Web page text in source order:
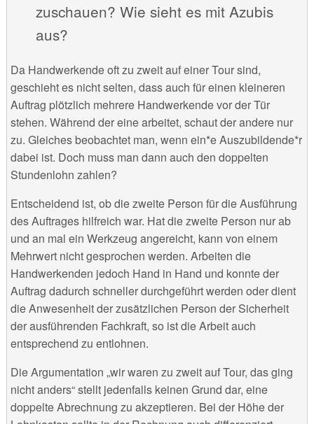
zuschauen? Wie sieht es mit Azubis
aus?
Da Handwerkende oft zu zweit auf einer Tour sind,
geschieht es nicht selten, dass auch für einen kleineren
Auftrag plötzlich mehrere Handwerkende vor der Tür
stehen. Während der eine arbeitet, schaut der andere nur
zu. Gleiches beobachtet man, wenn ein*e Auszubildende*r
dabei ist. Doch muss man dann auch den doppelten
Stundenlohn zahlen?
Entscheidend ist, ob die zweite Person für die Ausführung
des Auftrages hilfreich war. Hat die zweite Person nur ab
und an mal ein Werkzeug angereicht, kann von einem
Mehrwert nicht gesprochen werden. Arbeiten die
Handwerkenden jedoch Hand in Hand und konnte der
Auftrag dadurch schneller durchgeführt werden oder dient
die Anwesenheit der zusätzlichen Person der Sicherheit
der ausführenden Fachkraft, so ist die Arbeit auch
entsprechend zu entlohnen.
Die Argumentation „wir waren zu zweit auf Tour, das ging
nicht anders“ stellt jedenfalls keinen Grund dar, eine
doppelte Abrechnung zu akzeptieren. Bei der Höhe der